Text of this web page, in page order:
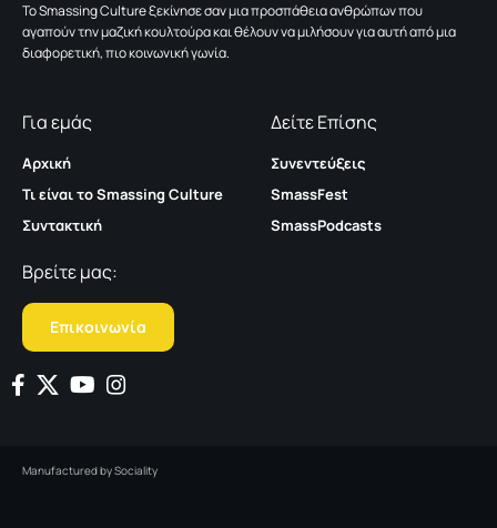
To Smassing Culture ξεκίνησε σαν μια προσπάθεια ανθρώπων που
αγαπούν την μαζική κουλτούρα και θέλουν να μιλήσουν για αυτή από μια
διαφορετική, πιο κοινωνική γωνία.
Για εμάς
Αρχική
Τι είναι το Smassing Culture
Συντακτική
Δείτε Επίσης
Συνεντεύξεις
SmassFest
SmassPodcasts
Βρείτε μας:
Επικοινωνία
Manufactured bySociality